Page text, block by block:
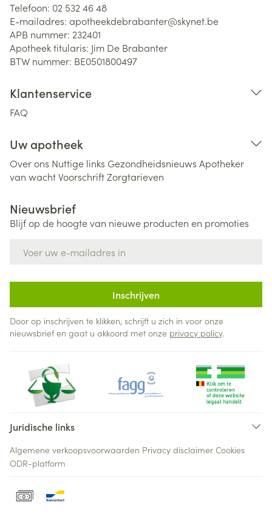
Telefoon: 02 532 46 48
E-mailadres: apotheekdebrabanter@skynet.be
APB nummer: 232401
Apotheek titularis: Jim De Brabanter
BTW nummer: BE0501800497
Klantenservice
FAQ
Uw apotheek
Over ons Nuttige links Gezondheidsnieuws Apotheker
van wachtVoorschriftZorgtarieven
Nieuwsbrief
Blijf op de hoogte van nieuwe producten en promoties
Inschrijven
Door op inschrijven te klikken, schrijft u zich in voor onze
nieuwsbrief en gaat u akkoord met onze privacy policy.
Juridische links
Algemene verkoopsvoorwaarden Privacy disclaimer Cookies
ODR-platform